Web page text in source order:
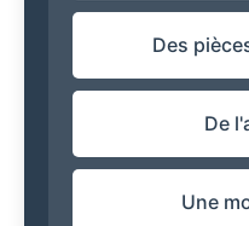
Des
De
Une